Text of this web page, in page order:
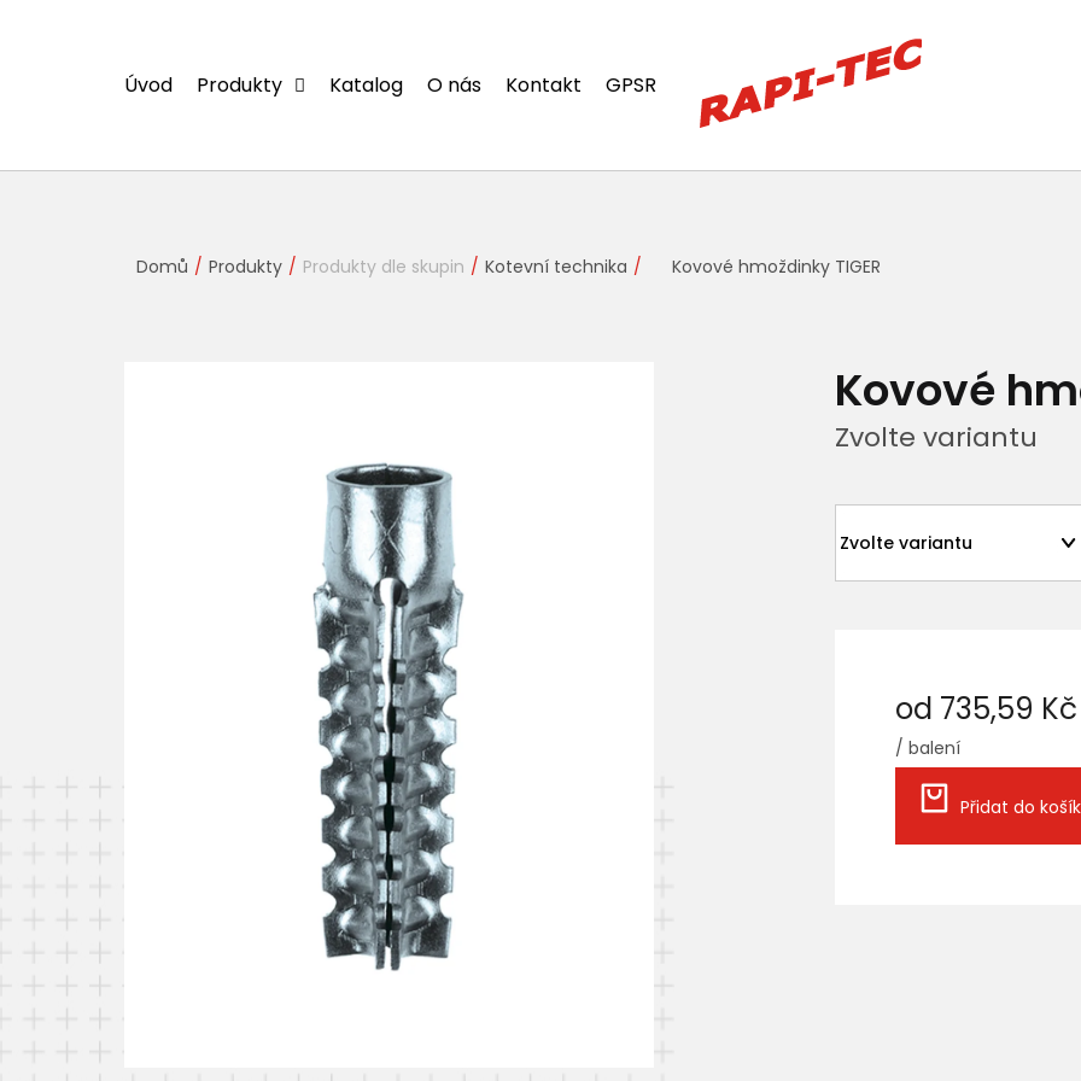
Úvod Produkty Katalog O nás Kontakt GPSR
Domů Produkty Produkty dle skupin Kotevní technika Kovové hmoždinky TIGER
Kovové
Zvolte variantu
od 735,59 Kč
/ balení
Měrná
cena:
Přidat do